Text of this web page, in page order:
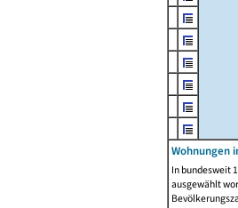
Wohnungen
In bundesweit
ausgewählt